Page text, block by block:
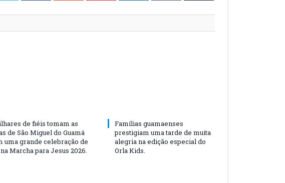
de fiéis tomam as
de São Miguel do Guamá
uma grande celebração de
Marcha para Jesus 2026.
Famílias guamaenses
prestigiam uma tarde de muita
alegria na edição especial do
Orla Kids.